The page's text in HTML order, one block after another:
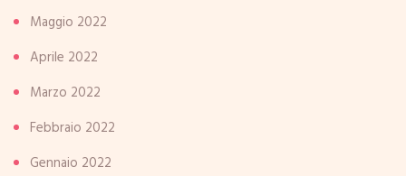
Maggio 2022
Aprile 2022
Marzo 2022
Febbraio 2022
Gennaio 2022